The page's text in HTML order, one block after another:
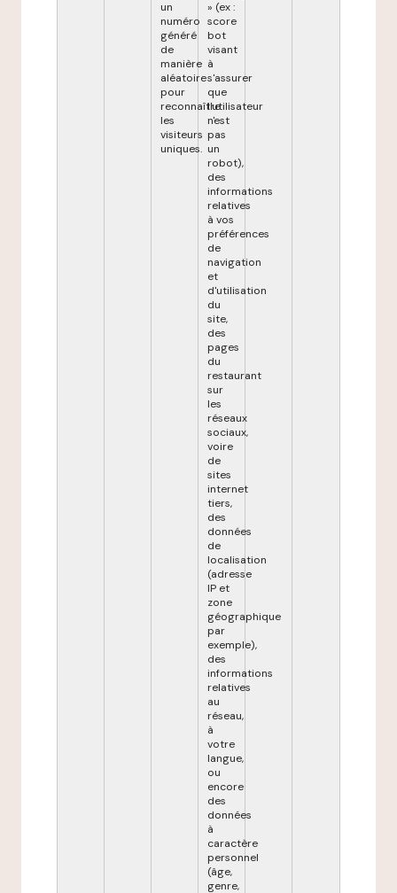
un
numéro
généré
de
manière
aléatoire
pour
reconnaître
les
visiteurs
uniques.
» (ex :
score
bot
visant
à
s'assurer
que
l'utilisateur
n'est
pas
un
robot),
des
informations
relatives
à vos
préférences
de
navigation
et
d'utilisation
du
site,
des
pages
du
restaurant
sur
les
réseaux
sociaux,
voire
de
sites
internet
tiers,
des
données
de
localisation
(adresse
IP et
zone
géographique
par
exemple),
des
informations
relatives
au
réseau,
à
votre
langue,
ou
encore
des
données
à
caractère
personnel
(âge,
genre,